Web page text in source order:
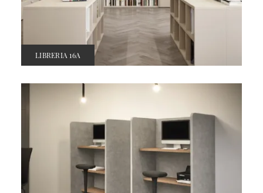
LIBRERIA 16A